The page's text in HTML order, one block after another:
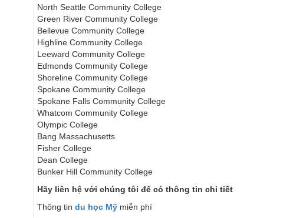
North Seattle Community College
Green River Community College
Bellevue Community College
Highline Community College
Leeward Community College
Edmonds Community College
Shoreline Community College
Spokane Community College
Spokane Falls Community College
Whatcom Community College
Olympic College
Bang Massachusetts
Fisher College
Dean College
Bunker Hill Community College
Hãy liên hệ với chúng tôi để có thông tin chi tiết
Thông tin du học Mỹ miễn phí